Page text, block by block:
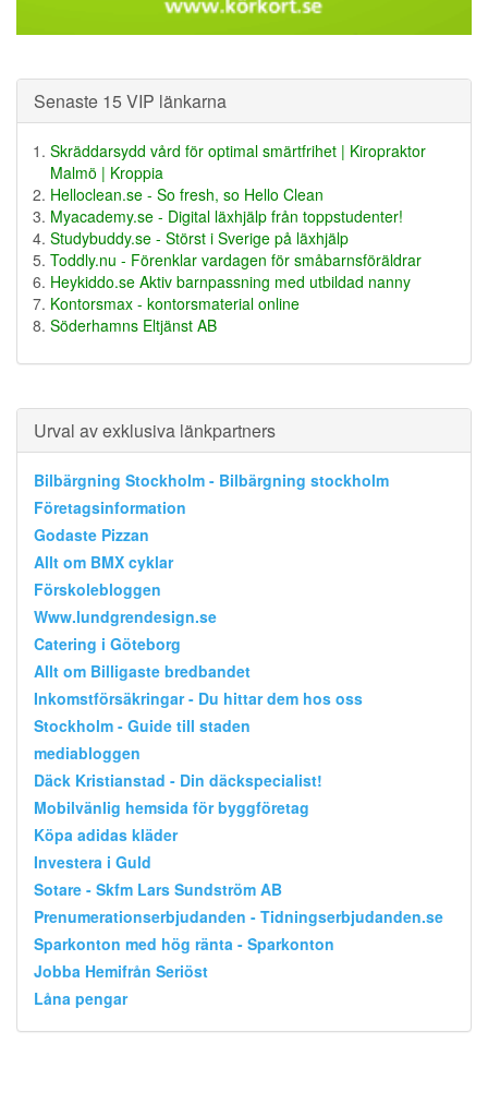
Senaste 15 VIP länkarna
Skräddarsydd vård för optimal smärtfrihet | Kiropraktor
Malmö | Kroppia
Helloclean.se - So fresh, so Hello Clean
Myacademy.se - Digital läxhjälp från toppstudenter!
Studybuddy.se - Störst i Sverige på läxhjälp
Toddly.nu - Förenklar vardagen för småbarnsföräldrar
Heykiddo.se Aktiv barnpassning med utbildad nanny
Kontorsmax - kontorsmaterial online
Söderhamns Eltjänst AB
Urval av exklusiva länkpartners
Bilbärgning Stockholm - Bilbärgning stockholm
Företagsinformation
Godaste Pizzan
Allt om BMX cyklar
Förskolebloggen
Www.lundgrendesign.se
Catering i Göteborg
Allt om Billigaste bredbandet
Inkomstförsäkringar - Du hittar dem hos oss
Stockholm - Guide till staden
mediabloggen
Däck Kristianstad - Din däckspecialist!
Mobilvänlig hemsida för byggföretag
Köpa adidas kläder
Investera i Guld
Sotare - Skfm Lars Sundström AB
Prenumerationserbjudanden - Tidningserbjudanden.se
Sparkonton med hög ränta - Sparkonton
Jobba Hemifrån Seriöst
Låna pengar